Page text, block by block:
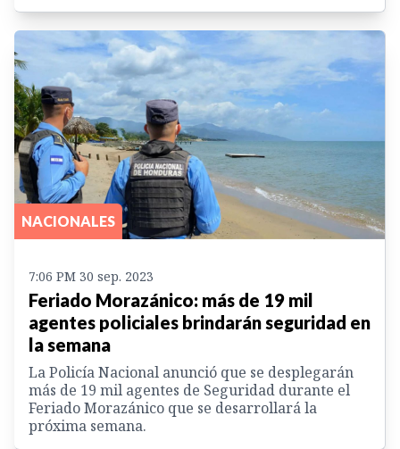
NACIONALES
7:06 PM 30 sep. 2023
Feriado Morazánico: más de 19 mil
agentes policiales brindarán seguridad en
la semana
La Policía Nacional anunció que se desplegarán
más de 19 mil agentes de Seguridad durante el
Feriado Morazánico que se desarrollará la
próxima semana.